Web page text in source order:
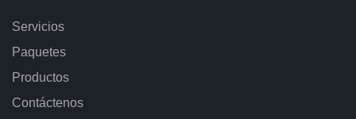
Servicios
Paquetes
Productos
Contáctenos